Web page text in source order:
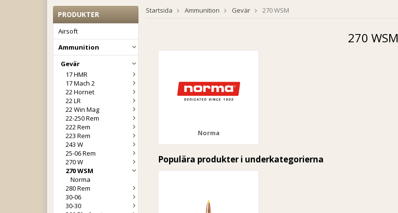
PRODUKTER
Airsoft
Ammunition
Gevär
17 HMR
17 Mach 2
22 Hornet
22 LR
22 Win Mag
22-250 Rem
222 Rem
223 Rem
243 W
25-06 Rem
270 W
270 WSM
Norma
280 Rem
30-06
30-30
Startsida Ammunition Gevär 270 WSM
270 WSM
Norma
Populära produkter i underkategorierna